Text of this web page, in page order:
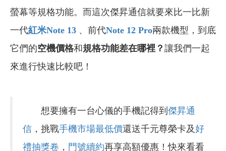
螢幕等規格功能。而這次傑昇通信就要來比一比新
一代紅米Note 13 、前代Note 12 Pro兩款機型，到底
它們的空機價格和規格功能差在哪裡？ 讓我們一起
來進行快速比較吧！
想要擁有一台心儀的手機記得到 傑昇通
信 ，挑戰手機市場最低價還送千元尊榮卡及好
禮抽獎卷 ， 門號續約再享高額優惠！快來看看